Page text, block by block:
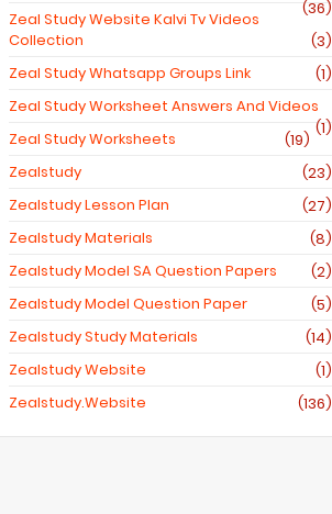
(36)
Zeal Study Website Kalvi Tv Videos
Collection
(3)
Zeal Study Whatsapp Groups Link
(1)
Zeal Study Worksheet Answers And Videos
(1)
Zeal Study Worksheets
(19)
Zealstudy
(23)
Zealstudy Lesson Plan
(27)
Zealstudy Materials
(8)
Zealstudy Model SA Question Papers
(2)
Zealstudy Model Question Paper
(5)
Zealstudy Study Materials
(14)
Zealstudy Website
(1)
Zealstudy.website
(136)